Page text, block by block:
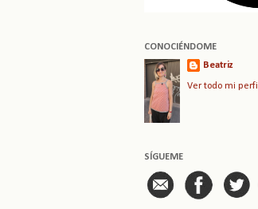
CONOCIÉNDOME
Beatriz
Ver todo mi perfil
SÍGUEME